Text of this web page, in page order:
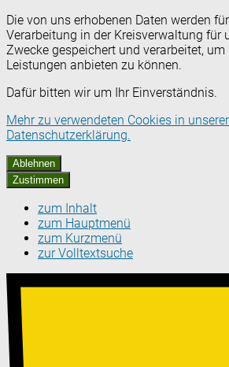
Die von uns erhobenen Daten werden
Verarbeitung in der Kreisverwaltung für
Zwecke gespeichert und verarbeitet, um
Leistungen anbieten zu können.
Dafür bitten wir um Ihr Einverständnis.
Mehr zu verwendeten Cookies in unserer
Datenschutzerklärung.
Ablehnen
Zustimmen
zum Inhalt
zum Hauptmenü
zum Kurzmenü
zur Volltextsuche